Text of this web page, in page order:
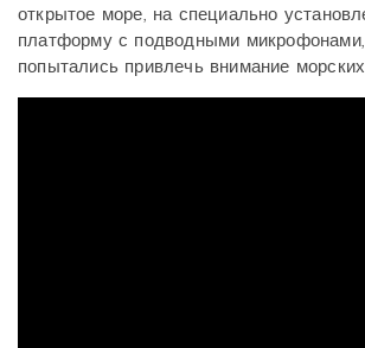
открытое море, на специально
платформу с подводными
попытались привлечь внимание морских